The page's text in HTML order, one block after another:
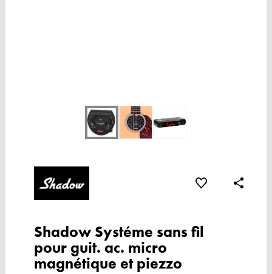
Shadow Systéme sans fil
pour guit. ac. micro
magnétique et piezzo